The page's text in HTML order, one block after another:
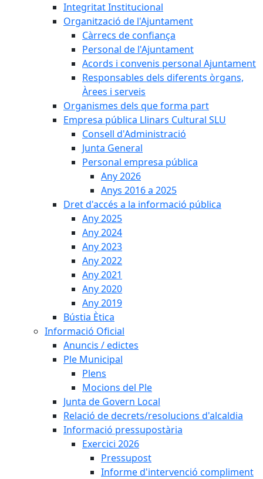
Integritat Institucional
Organització de l'Ajuntament
Càrrecs de confiança
Personal de l'Ajuntament
Acords i convenis personal Ajuntament
Responsables dels diferents òrgans,
Àrees i serveis
Organismes dels que forma part
Empresa pública Llinars Cultural SLU
Consell d'Administració
Junta General
Personal empresa pública
Any 2026
Anys 2016 a 2025
Dret d'accés a la informació pública
Any 2025
Any 2024
Any 2023
Any 2022
Any 2021
Any 2020
Any 2019
Bústia Ètica
Informació Oficial
Anuncis / edictes
Ple Municipal
Plens
Mocions del Ple
Junta de Govern Local
Relació de decrets/resolucions d'alcaldia
Informació pressupostària
Exercici 2026
Pressupost
Informe d'intervenció compliment